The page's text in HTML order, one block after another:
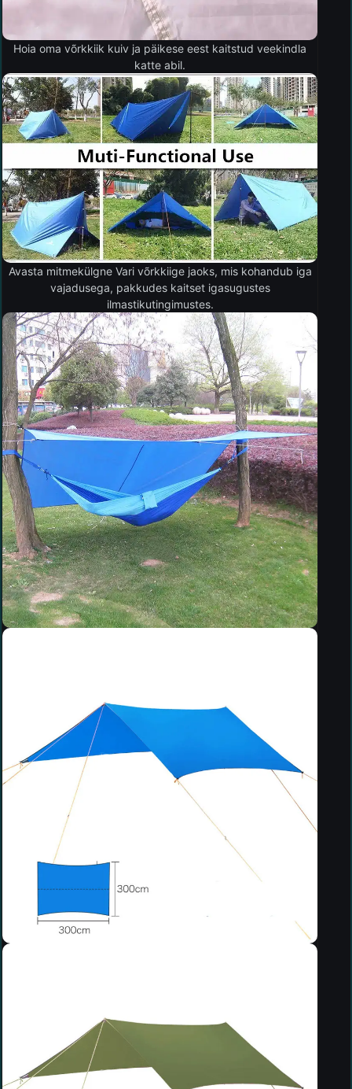
Hoia oma võrkkiik kuiv ja päikese eest kaitstud veekindla
katte abil.
Avasta mitmekülgne Vari võrkkiige jaoks, mis kohandub iga
vajadusega, pakkudes kaitset igasugustes
ilmastikutingimustes.